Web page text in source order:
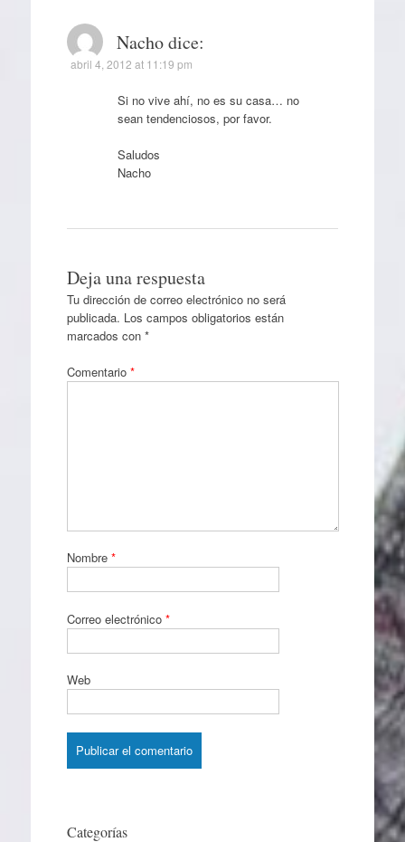
Nacho dice:
abril 4, 2012 at 11:19 pm
Si no vive ahí, no es su casa… no
sean tendenciosos, por favor.
Saludos
Nacho
Deja una respuesta
Tu dirección de correo electrónico no será
publicada. Los campos obligatorios están
marcados con *
Comentario *
Nombre *
Correo electrónico *
Web
Categorías